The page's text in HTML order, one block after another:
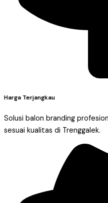
Harga Terjangkau
Solusi balon branding
sesuai kualitas di Trenggalek.